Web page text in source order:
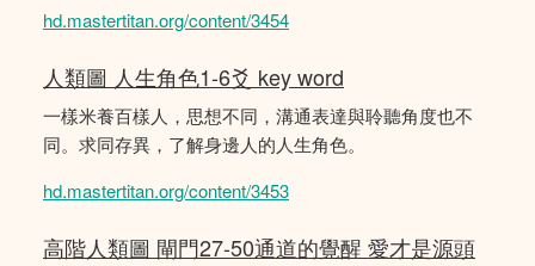
hd.mastertitan.org/content/3454
人類圖 人生角色1-6爻 key word
一樣米養百樣人，思想不同，溝通表達與聆聽角度也不
同。求同存異，了解身邊人的人生角色。
hd.mastertitan.org/content/3453
高階人類圖 閘門27-50通道的覺醒 愛才是源頭